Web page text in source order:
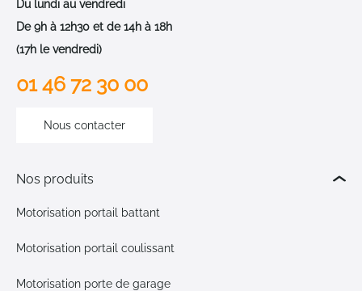
Du lundi au vendredi
De 9h à 12h30 et de 14h à 18h
(17h le vendredi)
01 46 72 30 00
Nous contacter
Nos produits
Motorisation portail battant
Motorisation portail coulissant
Motorisation porte de garage